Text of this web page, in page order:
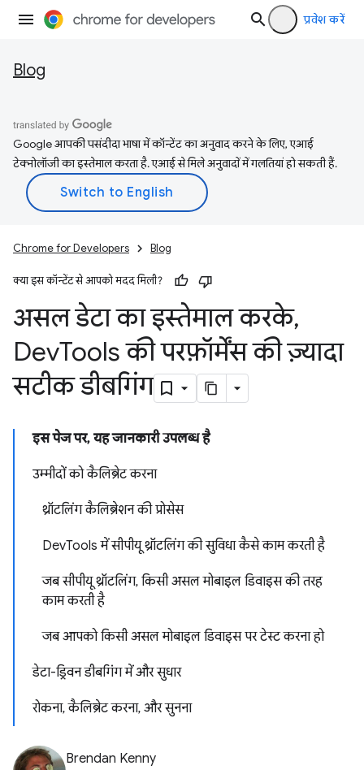
प्रवेश करें
Blog
Google आपकी पसंदीदा भाषा में कॉन्टेंट का अनुवाद करने के लिए, एआई
टेक्नोलॉजी का इस्तेमाल करता है. एआई से मिले अनुवादों में गलतियां हो सकती हैं.
Chrome for Developers Blog
क्या इस कॉन्टेंट से आपको मदद मिली?
असल डेटा का इस्तेमाल करके,
DevTools की परफ़ॉर्मेंस की ज़्यादा
सटीक डीबगिंग
इस पेज पर, यह जानकारी उपलब्ध है
उम्मीदों को कैलिब्रेट करना
थ्रॉटलिंग कैलिब्रेशन की प्रोसेस
DevTools में सीपीयू थ्रॉटलिंग की सुविधा कैसे काम करती है
जब सीपीयू थ्रॉटलिंग, किसी असल मोबाइल डिवाइस की तरह
काम करती है
जब आपको किसी असल मोबाइल डिवाइस पर टेस्ट करना हो
डेटा-ड्रिवन डीबगिंग में और सुधार
रोकना, कैलिब्रेट करना, और सुनना
Brendan Kenny